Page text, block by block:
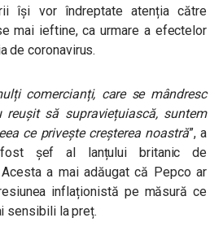
își vor îndreptate atenția către
mai ieftine, ca urmare a efectelor
de coronavirus.
comercianți, care se mândresc
să supraviețuiască, suntem
ce privește creșterea noastră”, a
șef al lanțului britanic de
a mai adăugat că Pepco ar
inflaționistă pe măsură ce
sensibili la preț.